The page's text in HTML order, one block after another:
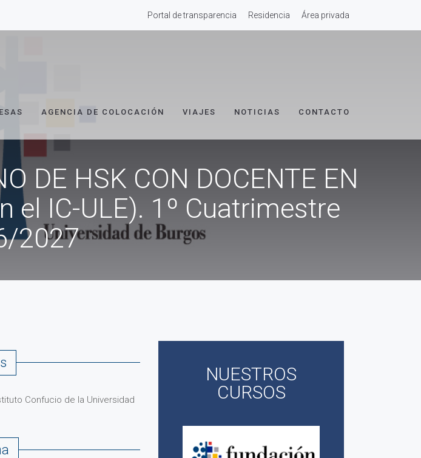
Portal de transparencia Residencia Área privada
AGENCIA DE COLOCACIÓN VIAJES NOTICIAS CONTACTO
DE HSK CON DOCENTE EN
el IC-ULE). 1º Cuatrimestre
2027
Confucio de la Universidad
NUESTROS
CURSOS